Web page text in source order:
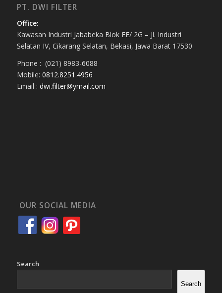
PT. DWI FILTER
Office:
Kawasan Industri Jababeka Blok EE/ 2G – Jl. Industri
Selatan IV, Cikarang Selatan, Bekasi, Jawa Barat 17530
Phone : (021) 8983-6088
Mobile: 0812.8251.4956
Email : dwi.filter@ymail.com
OUR SOCIAL MEDIA
Search
Search